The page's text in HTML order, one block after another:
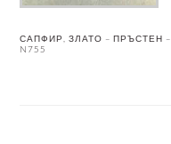
САПФИР, ЗЛАТО – ПРЪСТЕН –
N755